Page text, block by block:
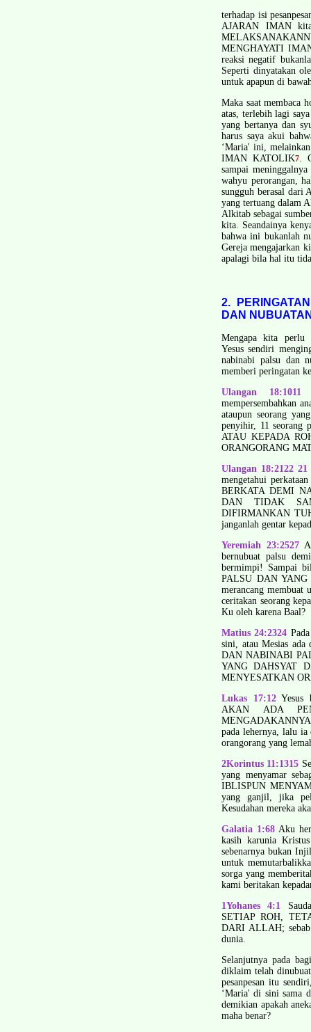
terhadap isi
AJARAN IMAN
MENGHAYATI
reaksi negatif
Seperti dinyatakan
untuk apapun di
Maka saat membaca
atas, terlebih lagi
yang bertanya dan
harus saya akui
‘Maria' ini,
IMAN KATOLIK7.
sampai
wahyu perorangan,
sungguh berasal dari
yang tertuang dalam
Alkitab sebagai
kita. Seandainya
bahwa ini bukanlah
Gereja mengajarkan
apalagi bila hal itu
2.
DAN
Mengapa kita perlu
Yesus sendiri
nabi­nabi palsu dan
memberi peringatan
Ulangan
mempersembahkan
ataupun seorang
penyihir, 11 seorang
ATAU KEPADA
ORANG­ORANG
Ulangan 18:21­22 21
mengetahui
BERKATA DEMI
DAN TIDAK
DIFIRMANKAN
janganlah gentar
Yeremiah 23:25­27
bernubuat palsu
bermimpi! Sampai
PALSU DAN
merancang membuat
ceritakan seorang
Ku oleh karena Baal?
Matius 24:23­24
sini, atau Mesias
DAN NABI­NABI
YANG DAHSYAT
MENYESATKAN
Lukas 17:1­2Yesus
AKAN ADA
pada lehernya, lalu ia
orang­orang yang
2Korintus 11:13­15
yang menyamar
IBLISPUN
yang ganjil, jika
Kesudahan mereka
Galatia 1:6­8 Aku
kasih karunia
sebenarnya bukan
untuk
sorga yang
kami beritakan
1Yohanes 4:1
SETIAP ROH,
DARI ALLAH;
dunia.
Selanjutnya pada
diklaim telah
pesan­pesan itu
‘Maria' di sini sama
demikian apakah
maha benar?